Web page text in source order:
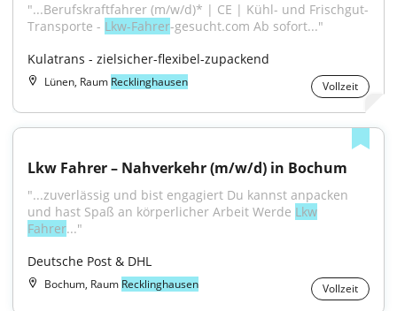
"...Berufskraftfahrer (m/w/d)* | CE | Kühl- und Frischgut-
Transporte - Lkw-Fahrer-gesucht.com Ab sofort..."
Kulatrans - zielsicher-flexibel-zupackend
Lünen, Raum Recklinghausen Vollzeit
Lkw Fahrer – Nahverkehr (m/w/d) in Bochum
"...zuverlässig und bist engagiert Du kannst anpacken
und hast Spaß an körperlicher Arbeit Werde Lkw
Fahrer..."
Deutsche Post & DHL
Bochum, Raum Recklinghausen Vollzeit